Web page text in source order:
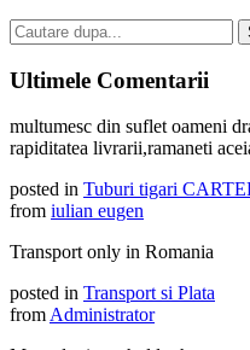
Ultimele Comentarii
multumesc din suflet oameni
rapiditatea livrarii,ramaneti
posted in Tuburi tigari
from iulian eugen
Transport only in Romania
posted in Transport si Plata
from Administrator